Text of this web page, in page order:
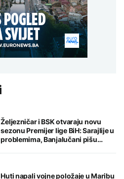
Željezničar i BSK otvaraju novu
sezonu Premijer lige BiH: Sarajlije u
problemima, Banjalučani pišu
Huti napali vojne položaje u Maribu